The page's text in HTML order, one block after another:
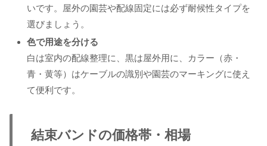
いです。屋外の園芸や配線固定には必ず耐候性タイプを
選びましょう。
色で用途を分ける
白は室内の配線整理に、黒は屋外用に、カラー（赤・
青・黄等）はケーブルの識別や園芸のマーキングに使え
て便利です。
結束バンドの価格帯・相場